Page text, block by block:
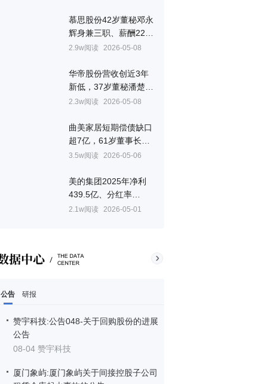
慕思股份42岁董秘邓永
辉身兼三职、薪酬220
万居高管之首
2.9w阅读 2026-05-08
华帝股份营收创近3年
新低，37岁董秘潘楚欣
薪酬百万、曾任职中投
2.3w阅读 2026-05-08
曲美家居短期偿债缺口
超7亿，61岁董事长赵
瑞海薪酬降至78万元
3.5w阅读 2026-05-06
美的集团2025年净利
439.5亿、分红率
74%，副总裁赵磊薪酬
2.1w阅读 2026-05-01
公告 研报
赞宇科技:公告048-关于回购股份的进展
公告
08-04 赞宇科技
厦门象屿:厦门象屿关于间接控股子公司